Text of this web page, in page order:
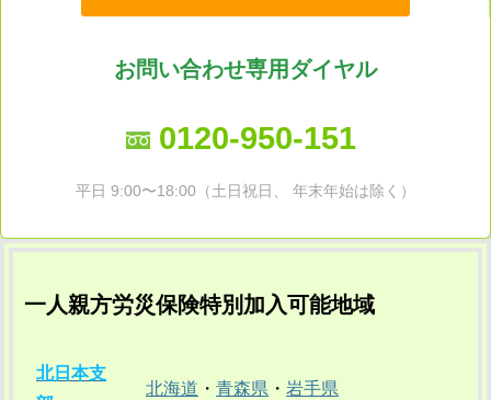
お問い合わせ専用ダイヤル
0120-950-151
平日 9:00〜18:00（土日祝日、 年末年始は除く）
一人親方労災保険特別加入可能地域
北日本支
北海道 ・ 青森県 ・ 岩手県